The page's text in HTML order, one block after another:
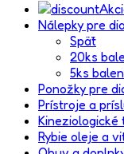
Nálepky pre
Späť
20ks
5ks
Ponožky pre
Prístroje a
Kineziologické
Rybie oleje a